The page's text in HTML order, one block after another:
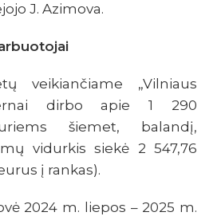
J. Azimova.
veikiančiame „Vilniaus
dirbo apie 1 290
šiemet, balandį,
vidurkis siekė 2 547,76
į rankas).
2024 m. liepos – 2025 m.